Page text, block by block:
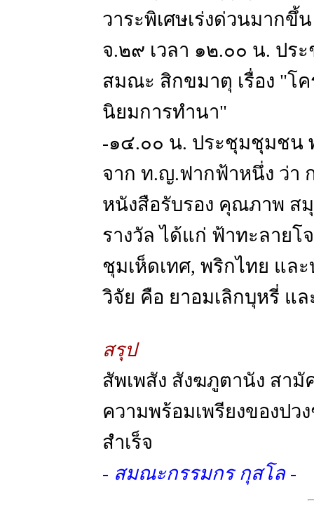
วาระพิเศษเร่งด่วนมากขึ้
จ.๒๙ เวลา ๑๒.๐๐ น. ป
สมณะ สิกขมาตุ เรื่อง "โ
นิยมการทำนา"
-๑๔.๐๐ น. ประชุมชุมชน
จาก ท.ญ.ฟากฟ้าหนึ่ง ว่า
หนังสือรับรอง คุณภาพ ส
รางวัล ได้แก่ ฟ้าทะลาย
ชุมเห็ดเทศ, พริกไทย แล
วิจัย คือ ยาอมเลิกบุหรี่ แ
สรุป
สัพเพสัง สังฆภูตานัง สา
ความพร้อมเพรียงของปว
สำเร็จ
- สมณะกรรมกร กุสโล -